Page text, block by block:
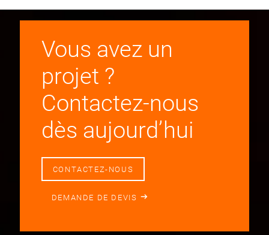
Vous avez un
projet ?
Contactez-nous
dès aujourd’hui
CONTACTEZ-NOUS
DEMANDE DE DEVIS